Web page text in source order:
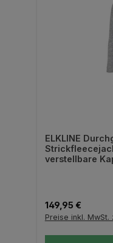
ELKLINE
verstellbare
Regulärer Preis:
149,95 €
Preise inkl.